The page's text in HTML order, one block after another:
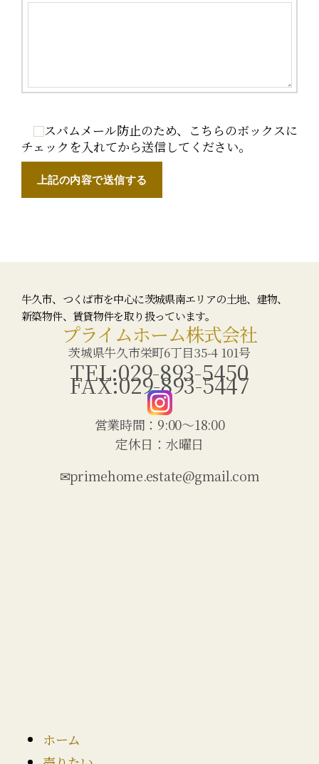
スパムメール防止のため、こちらのボックスに
チェックを入れてから送信してください。
牛久市、つくば市を中心に茨城県南エリアの土地、建物、
新築物件、賃貸物件を取り扱っています。
プライムホーム株式会社
茨城県牛久市栄町6丁目35-4 101号
TEL:029-893-5450
FAX:029-893-5447
営業時間：9:00〜18:00
定休日：水曜日
✉primehome.estate@gmail.com
ホーム